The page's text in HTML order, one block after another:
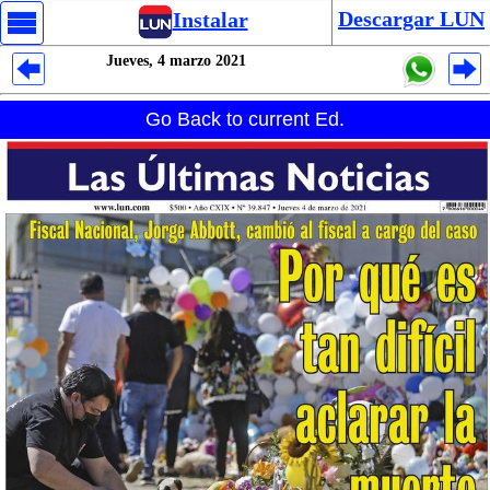
Instalar Descargar LUN
Jueves, 4 marzo 2021
Go Back to current Ed.
Despliegues Analytics
Despliegues Totales
Despliegues por Rubros